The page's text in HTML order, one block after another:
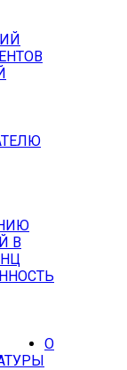
В
О